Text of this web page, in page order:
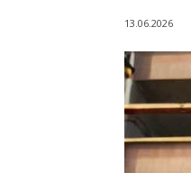
13.06.2026